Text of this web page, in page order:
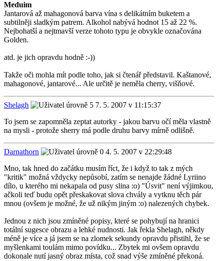
Meduim
Jantarová až mahagonová barva vína s delikátním buketem a
subtilněji sladkým patrem. Alkohol nabývá hodnot 15 až 22 %.
Nejbohatší a nejtmavší verze tohoto typu je obvykle označována
Golden.
atd. je jich opravdu hodně :-))
Takže oči mohla mít podle toho, jak si čtenář představil. Kaštanové,
mahagonové, jantarové... Ale určitě je neměla cherry, višňové.
Shelagh
7. 5. 2007 v 11:15:37
To jsem se zapomněla zeptat autorky - jakou barvu očí měla vlastně
na mysli - protože sherry má podle druhu barvy mírně odlišně.
Darnathorn
4. 5. 2007 v 22:29:48
Mno, tak hned do začátku musím říct, že i když to tak z mých
"kritik" možná vždycky nepůsobí, zatím se nenajde žádné Lyriino
dílo, u kterého mi nekapala od pusy slina :o) "Úsvit" není výjimkou,
ačkoli teď budu opět přeskakovat slova chvály a vytknu těch pár
mnou (ovšem je možné, že už nikým jiným :o) nalezených chybek.
Jednou z nich jsou zmíněné popisy, které se pohybují na hranici
totální sugesce obrazu a lehké nudnosti. Jak řekla Shelagh, někdy
méně je více a já jsem se na zlomek sekundy opravdu přistihl, že se
myšlenkami toulám mimo povídku... Zbytek mi ovšem opravdu
dokonale nutí jasný obraz místa, což snad výše zmíněné překoná.